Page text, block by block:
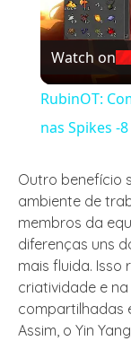
Watch on
RubinOT:
nas Spikes -8
Outro benefício
ambiente de
membros da
diferenças uns
mais fluida. Isso
criatividade e
compartilhadas
Assim, o Yin